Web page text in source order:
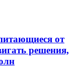
от
решения,